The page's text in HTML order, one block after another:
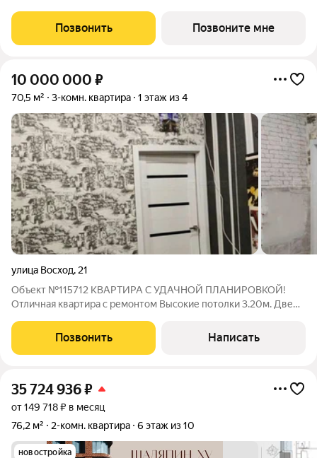
высоким уровнем комфорта и продуманной инфраструктурой.
Проект объединяет 9 корпусов
Позвонить Позвоните мне
10 000 000 ₽
70,5 м² 3-комн. квартира 1 этаж из 4
улица Восход, 21
Объект №115712 КВАРТИРА С УДАЧНОЙ ПЛАНИРОВКОЙ!
Отличная квартира с ремонтом Высокие потолки 3.20м. Две
Благоустроенный огороженный двор с парковкой и детской
площадкой Заезжай и живи. Все собственники
Позвонить Написать
35 724 936₽
от 149 718 ₽ в месяц
76,2 м²
2-комн. квартира 6 этаж из 10
новостройка